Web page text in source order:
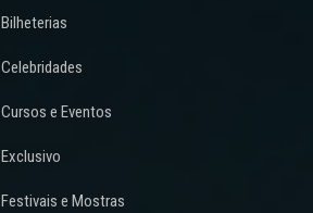
Bilheterias
Celebridades
Cursos e Eventos
Exclusivo
Festivais e Mostras